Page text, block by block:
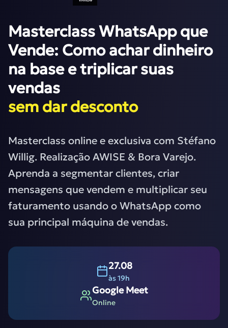
Masterclass WhatsApp que
Vende: Como achar dinheiro
na base e triplicar suas
vendas
sem dar desconto
Masterclass online e exclusiva com Stéfano
Willig. Realização AWISE & Bora Varejo.
Aprenda a segmentar clientes, criar
mensagens que vendem e multiplicar seu
faturamento usando o WhatsApp como
sua principal máquina de vendas.
27.08
às 19h
Google Meet
Online